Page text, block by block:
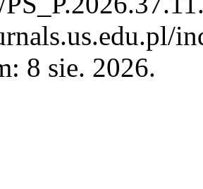
8 sie. 2026.